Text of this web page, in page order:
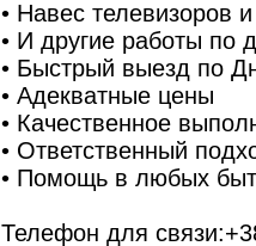
• Навес телевизоров
• И другие работы по
• Быстрый выезд по
• Адекватные цены
• Качественное
• Ответственный
• Помощь в любых
Телефон для